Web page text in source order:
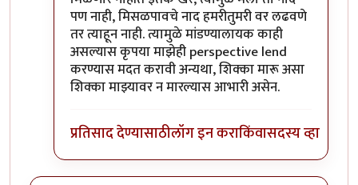
पण नाही, मिसळपावचे नाद हमरीतुमरी वर लढवणे
तर त्याहून नाही. त्यामुळे मांडण्यालायक काही
असल्यास कृपया माझेही perspective lend
करण्यास मदत करावी अन्यथा, शिक्का मारू असा
शिक्का माझ्यावर न मारल्यास आभारी असेन.
प्रतिसाद देण्यासाठीलॉग इन कराकिंवासदस्य व्हा